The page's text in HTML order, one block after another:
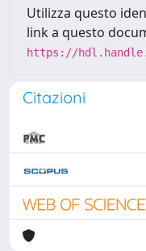
Utilizza questo
link a questo
https://
Citazioni